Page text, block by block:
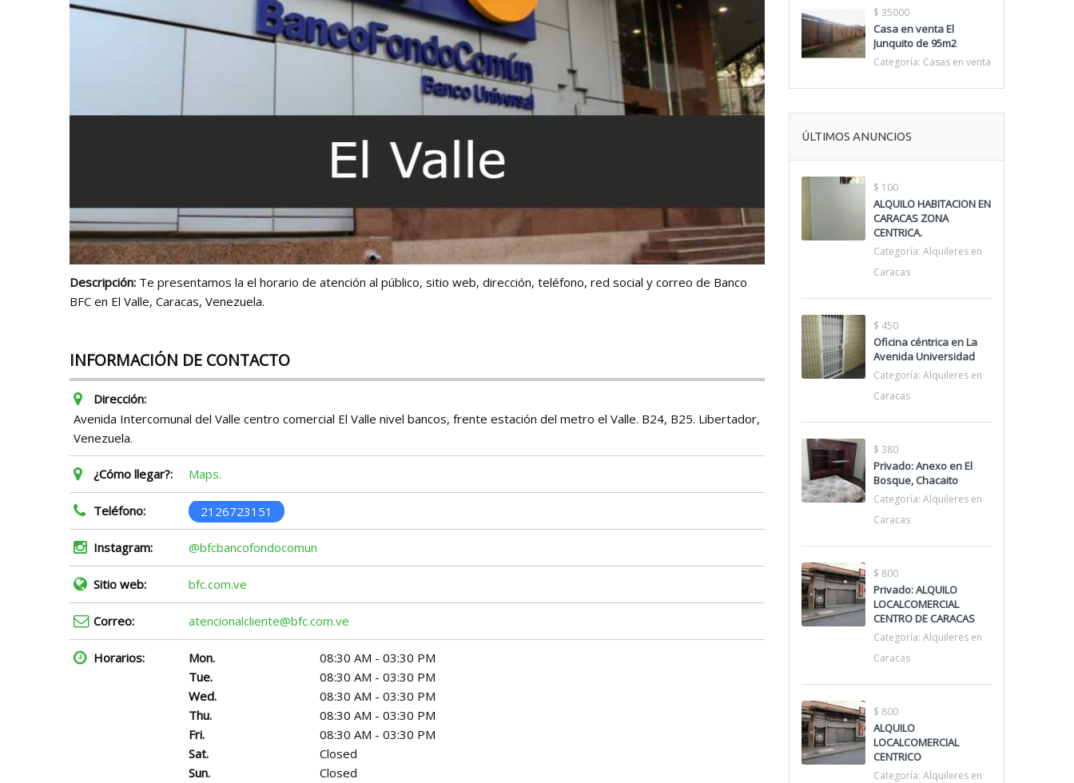
Descripción: Te presentamos la el horario de atención al público, sitio web, dirección, teléfono, red social y correo de Banco
BFC en El Valle, Caracas, Venezuela.
INFORMACIÓN DE CONTACTO
Dirección:
Avenida Intercomunal del Valle centro comercial El Valle nivel bancos, frente estación del metro el Valle. B24, B25. Libertador,
Venezuela.
¿Cómo llegar?: Maps.
Teléfono: 2126723151
Instagram: @bfcbancofondocomun
Sitio web: bfc.com.ve
Correo: atencionalcliente@bfc.com.ve
Horarios: Mon.
08:30 AM - 03:30 PM
Tue.
08:30 AM - 03:30 PM
Wed.
08:30 AM - 03:30 PM
Thu.
08:30 AM - 03:30 PM
Fri.
08:30 AM - 03:30 PM
Sat.
Closed
Sun.
Closed
$ 35000
Casa en venta El
Junquito de 95m2
Categoría: Casas en venta
ÚLTIMOS ANUNCIOS
$ 100
ALQUILO HABITACION EN
CARACAS ZONA
CENTRICA.
Categoría: Alquileres en
Caracas
$ 450
Oficina céntrica en La
Avenida Universidad
Categoría: Alquileres en
Caracas
$ 380
Privado: Anexo en El
Bosque, Chacaito
Categoría: Alquileres en
Caracas
$ 800
Privado: ALQUILO
LOCALCOMERCIAL
CENTRO DE CARACAS
Categoría: Alquileres en
Caracas
$ 800
ALQUILO
LOCALCOMERCIAL
CENTRICO
Categoría: Alquileres en